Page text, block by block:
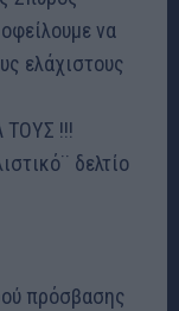
να
ελάχιστους
ΤΟΥΣ !!!
δελτίο
πρόσβασης